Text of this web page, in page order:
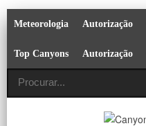
Meteorologia Autorização
Top Canyons Autorização